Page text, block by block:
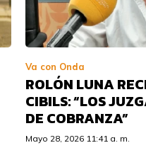
Va con Onda
ROLÓN LUNA
CIBILS: “LOS
DE COBRANZA”
Mayo 28, 2026 11:41 a. m.